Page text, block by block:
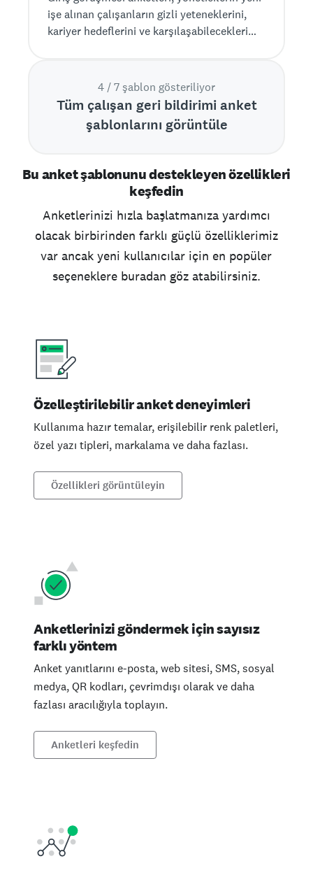
işe alınan çalışanların gizli yeteneklerini,
kariyer hedeflerini ve karşılaşabilecekleri
yürütülmesini mümkün kılar. Bu anket işe
yeni aldığınız çalışana nelerin güç verdiğini,
iş dışında hangi projeler ya da konularla
ilgilendiklerini, neleri öğrenmek
içerir.
4 / 7 şablon gösteriliyor
Tüm çalışan geri bildirimi anket
şablonlarını görüntüle
Bu anket şablonunu destekleyen özellikleri
keşfedin
Anketlerinizi hızla başlatmanıza yardımcı
olacak birbirinden farklı güçlü özelliklerimiz
var ancak yeni kullanıcılar için en popüler
seçeneklere buradan göz atabilirsiniz.
Özelleştirilebilir anket deneyimleri
Kullanıma hazır temalar, erişilebilir renk paletleri,
özel yazı tipleri, markalama ve daha fazlası.
Özellikleri görüntüleyin
Anketlerinizi göndermek için sayısız
farklı yöntem
Anket yanıtlarını e-posta, web sitesi, SMS, sosyal
medya, QR kodları, çevrimdışı olarak ve daha
fazlası aracılığıyla toplayın.
Anketleri keşfedin